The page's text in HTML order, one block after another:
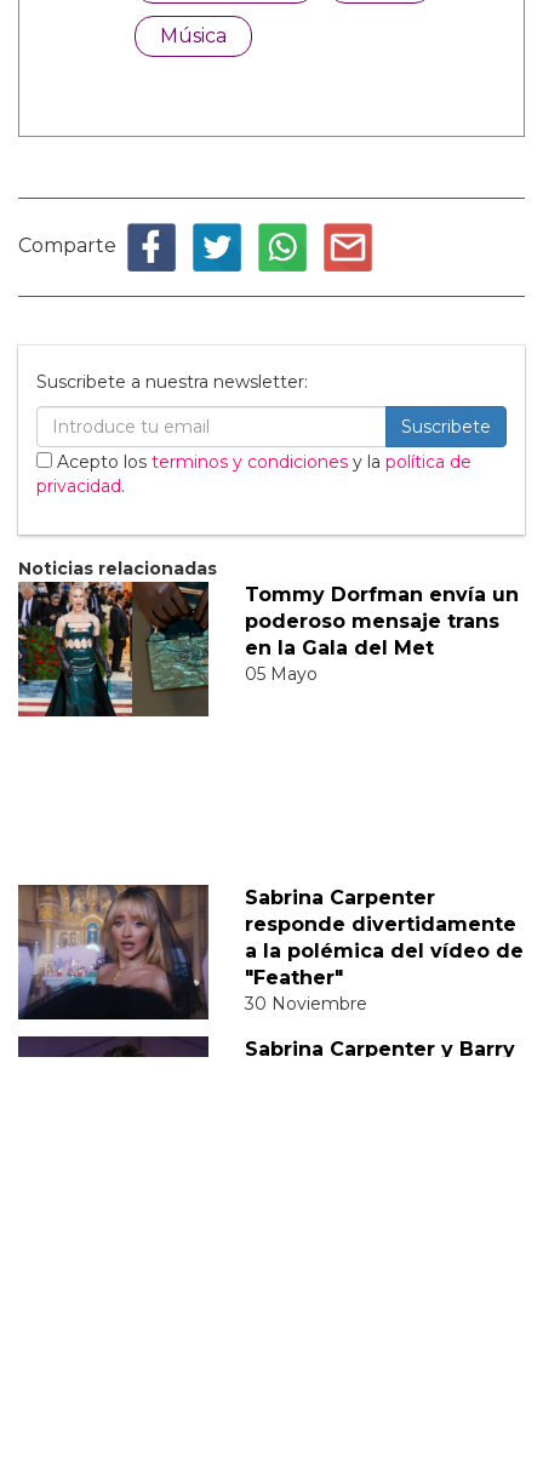
Música
Comparte
Suscribete a nuestra newsletter:
Suscribete
Acepto los terminos y condiciones y la política de
privacidad.
Noticias relacionadas
Tommy Dorfman envía un
poderoso mensaje trans
en la Gala del Met
05 Mayo
Sabrina Carpenter
responde divertidamente
a la polémica del vídeo de
"Feather"
30 Noviembre
Sabrina Carpenter y Barry